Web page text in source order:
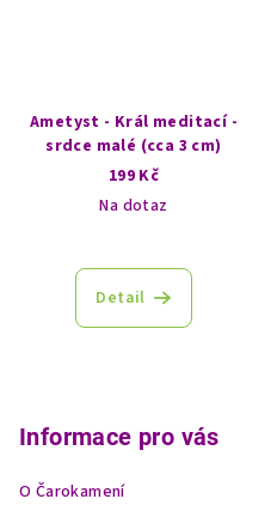
Ametyst - Král meditací -
srdce malé (cca 3 cm)
199 Kč
Na dotaz
Detail
Informace pro vás
O Čarokamení